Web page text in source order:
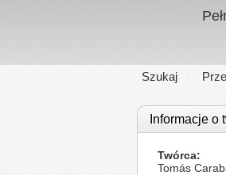
Szukaj
Informacje o
Twórca
Tomás